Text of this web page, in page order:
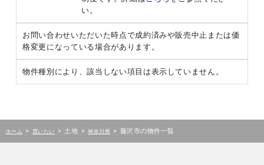
い。
お問い合わせいただいた時点で成約済みや販売中止または価
格変更になっている場合があります。
物件種別により、該当しない項目は表示していません。
ホーム > 買いたい > 土地 > 神奈川県 > 藤沢市の物件一覧